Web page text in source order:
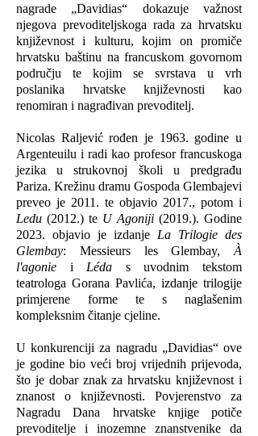
nagrade „Davidias“ dokazuje važnost
njegova prevoditeljskoga rada za hrvatsku
književnost i kulturu, kojim on promiče
hrvatsku baštinu na francuskom govornom
području te kojim se svrstava u vrh
poslanika hrvatske književnosti kao
renomiran i nagrađivan prevoditelj.
Nicolas Raljević rođen je 1963. godine u
Argenteuilu i radi kao profesor francuskoga
jezika u strukovnoj školi u predgrađu
Pariza. Krežinu dramu Gospoda Glembajevi
preveo je 2011. te objavio 2017., potom i
Ledu (2012.) te U Agoniji (2019.). Godine
2023. objavio je izdanje La Trilogie des
Glembay: Messieurs les Glembay, À
l'agonie i Léda s uvodnim tekstom
teatrologa Gorana Pavlića, izdanje trilogije
primjerene forme te s naglašenim
kompleksnim čitanje cjeline.
U konkurenciji za nagradu „Davidias“ ove
je godine bio veći broj vrijednih prijevoda,
što je dobar znak za hrvatsku književnost i
znanost o književnosti. Povjerenstvo za
Nagradu Dana hrvatske knjige potiče
prevoditelje i inozemne znanstvenike da